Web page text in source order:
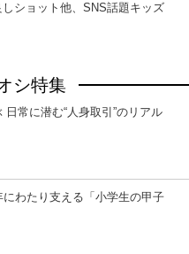
ショット他、SNS話題キッズ
シ特集
日常に潜む“人身取引”のリアル
わたり支える「小学生の甲子